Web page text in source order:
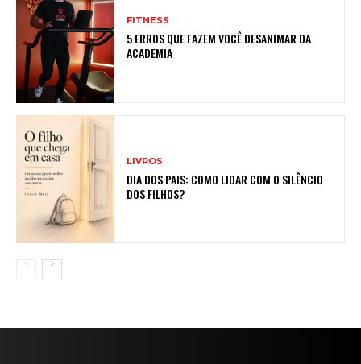
FITNESS
5 ERROS QUE FAZEM VOCÊ DESANIMAR DA
ACADEMIA
LIVROS
DIA DOS PAIS: COMO LIDAR COM O SILÊNCIO
DOS FILHOS?